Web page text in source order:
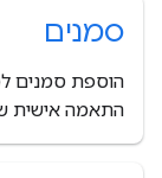
סמנים
הוספת סמנים
התאמה אישית